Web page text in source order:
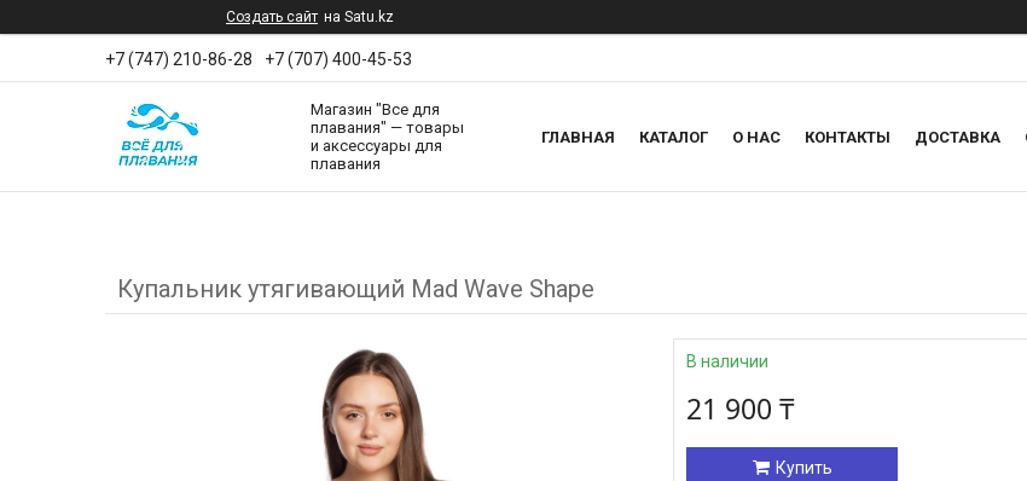
Создать сайт на Satu.kz
+7 (747) 210-86-28 +7 (707) 400-45-53
Магазин "Все для
плавания" — товары
и аксессуары для
плавания
ГЛАВНАЯ КАТАЛОГ О НАС КОНТАКТЫ ДОСТАВКА
Купальник утягивающий Mad Wave Shape
В наличии
21 900 ₸
Купить